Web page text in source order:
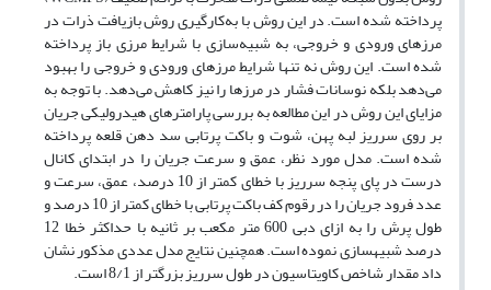
پرداخته شده است. در این روش با به‌کارگیری روش بازیافت ذرات در
مرزهای ورودی و خروجی، به شبیه‌سازی با شرایط مرزی باز پرداخته
شده است. این روش نه ‌تنها شرایط مرزهای ورودی و خروجی را بهبود
می‌دهد بلکه نوسانات فشار در مرزها را نیز کاهش می‌دهد. با توجه به
مزایای این روش در این مطالعه به بررسی پارامترهای هیدرولیکی جریان
بر روی سرریز لبه پهن، شوت و باکت پرتابی سد دهن قلعه پرداخته
شده است. مدل مورد نظر، عمق و سرعت جریان را در ابتدای کانال
درست در پای پنجه سرریز با خطای کمتر از 10 درصد، عمق، سرعت و
عدد فرود جریان را در رقوم کف باکت پرتابی با خطای کمتر از 10 درصد و
طول پرش را به ازای دبی 600 متر مکعب بر ثانیه با حداکثر خطا 12
درصد شبیه‏سازی نموده است. همچنین نتایج مدل عددی مذکور نشان
داد مقدار شاخص کاویتاسیون در طول سرریز بزرگتر از 8/1 است.